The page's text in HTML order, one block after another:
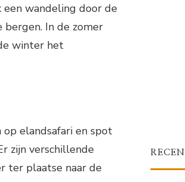
wandeling door de
In de zomer
winter het
elandsafari en spot
zijn verschillende
ter plaatse naar de